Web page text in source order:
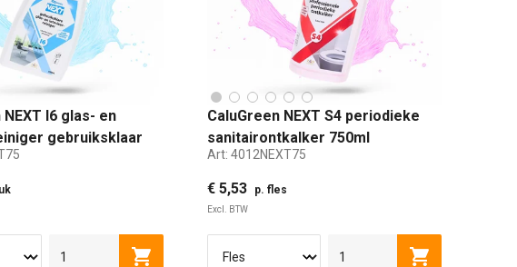
I6 glas- en
gebruiksklaar
5 LITER Toevoegen aan winkelwagen
CaluGreen NEXT S4 periodieke
sanitairontkalker 750ml
Art: 4012NEXT75
€ 5,53 p. fles
Excl. BTW
5 LITER Toevoegen